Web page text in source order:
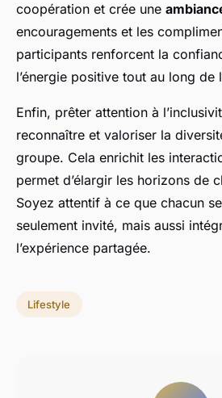
coopération et crée une
encouragements et les
participants renforcent la
l’énergie positive tout au long de
Enfin, prêter attention à
reconnaître et valoriser la
groupe. Cela enrichit les
permet d’élargir les horizons de
Soyez attentif à ce que chacun
seulement invité, mais aussi
l’expérience partagée.
Lifestyle